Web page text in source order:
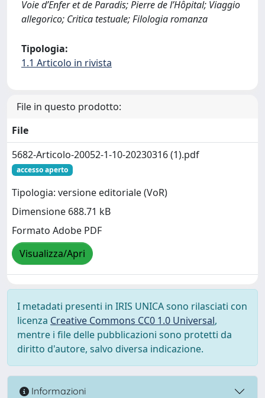
Voie d’Enfer et de Paradis; Pierre de l’Hôpital; Viaggio
allegorico; Critica testuale; Filologia romanza
Tipologia:
1.1 Articolo in rivista
File in questo prodotto:
File
5682-Articolo-20052-1-10-20230316 (1).pdf
accesso aperto
Tipologia: versione editoriale (VoR)
Dimensione 688.71 kB
Formato Adobe PDF
Visualizza/Apri
I metadati presenti in IRIS UNICA sono rilasciati con
licenza Creative Commons CC0 1.0 Universal,
mentre i file delle pubblicazioni sono protetti da
diritto d'autore, salvo diversa indicazione.
Informazioni